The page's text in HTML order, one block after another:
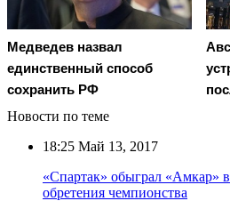
Медведев назвал
единственный способ
сохранить РФ
Новости по теме
18:25 Май 13, 2017
«Спартак» обыграл «Амкар»
обретения чемпионства